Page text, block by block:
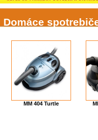
Domáce
MM 404 Turtle